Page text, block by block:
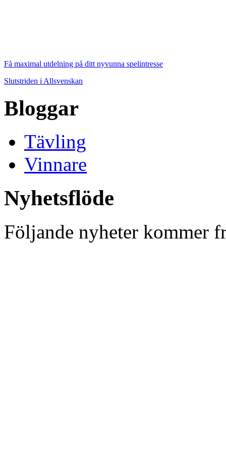
Få maximal utdelning på ditt nyvunna spelintresse
Slutstriden i Allsvenskan
Bloggar
Tävling
Vinnare
Nyhetsflöde
Följande nyheter kommer